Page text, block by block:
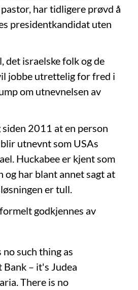
har tidligere prøvd å
presidentkandidat uten
det israelske folk og de
jobbe utrettelig for fred i
om utnevnelsen av
2011 at en person
utnevnt som USAs
Huckabee er kjent som
og har blant annet sagt at
er tull.
godkjennes av
no such thing as
Bank – it's Judea
There is no